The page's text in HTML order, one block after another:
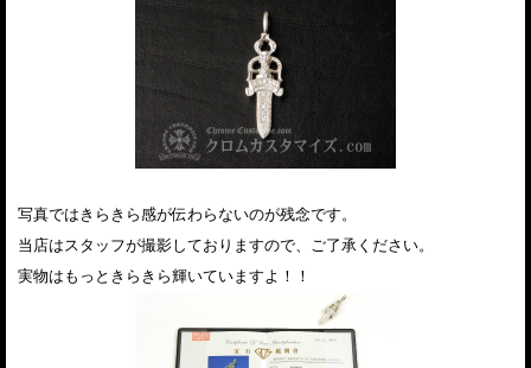
写真ではきらきら感が伝わらないのが残念です。
当店はスタッフが撮影しておりますので、ご了承ください。
実物はもっときらきら輝いていますよ！！